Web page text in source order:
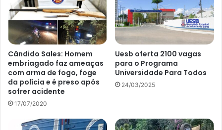
Cândido Sales: Homem
embriagado faz ameaças
com arma de fogo, foge
da polícia e é preso após
sofrer acidente
17/07/2020
Uesb oferta 2100 vagas
para o Programa
Universidade Para Todos
24/03/2025